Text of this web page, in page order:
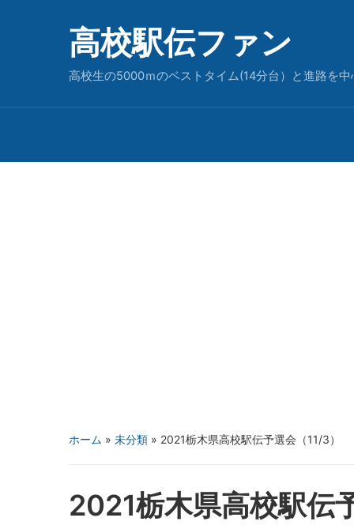
高校駅伝ファン
高校生の5000ｍのベストタイム(14分台）と進路を
ホーム » 未分類 » 2021栃木県高校駅伝予選会（11/3）
2021栃木県高校駅伝